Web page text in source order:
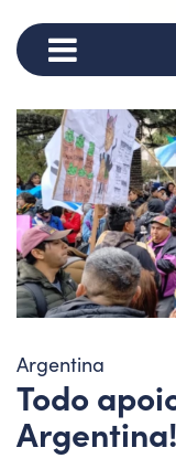
Argentina
Todo
Argentina!